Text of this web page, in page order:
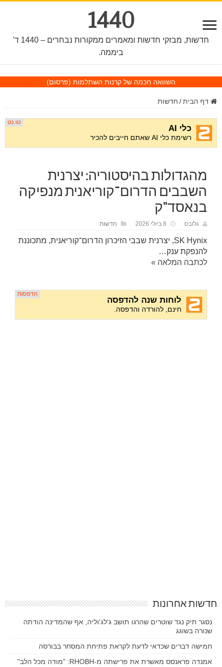
1440
חדשות, מבזקי חדשות ומאמרים ממקורות נבחרים – 1440 ד'
ביממה.
השוואה חכמה של קרנות השתלמות (פרסום)
דף הבית / חדשות
מהגדולות בהיסטוריה: יצרנית
השבבים הדרום־קוריאנית מנפיקה
בנאסד"ק
גלובס 8 ביולי 2026 חדשות
SK Hynix, יצרנית שבבי הזיכרון הדרום־קוריאנית, מתכוננת
להנפקת ענק…
לכתבה המלאה »
חדשות אחרונות
נסגר תיק נגד שוטרים שהרגו תושב ג'לג'וליה, אף שהמדינה הודתה
שנורה בשוגג
חמישה דברים שכדאי לדעת לקראת פתיחת המסחר בבורסה
אמנדה פראנסס מאשרת את פרישתה מ-RHOBH: "מודה מכל הלב"